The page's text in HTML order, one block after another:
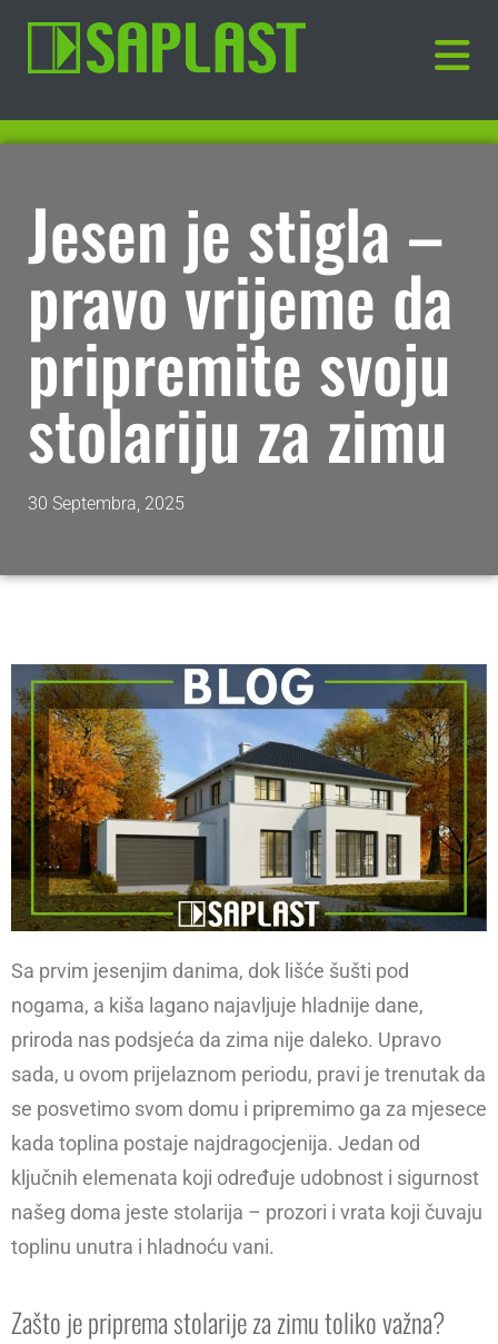
Jesen je stigla –
pravo vrijeme da
pripremite svoju
stolariju za zimu
30 Septembra, 2025
Sa prvim jesenjim danima, dok lišće šušti pod
nogama, a kiša lagano najavljuje hladnije dane,
priroda nas podsjeća da zima nije daleko. Upravo
sada, u ovom prijelaznom periodu, pravi je trenutak da
se posvetimo svom domu i pripremimo ga za mjesece
kada toplina postaje najdragocjenija. Jedan od
ključnih elemenata koji određuje udobnost i sigurnost
našeg doma jeste stolarija – prozori i vrata koji čuvaju
toplinu unutra i hladnoću vani.
Zašto je priprema stolarije za zimu toliko važna?